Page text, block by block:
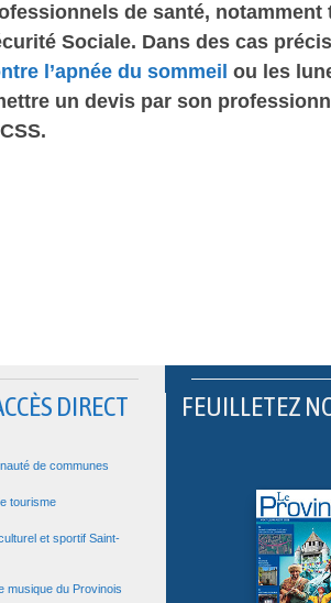
de santé,
Sociale. Dans des cas
l’apnée du sommeil ou les
un devis par son
DIRECT FEUILLETEZ
de communes
tourisme
et sportif Saint-
musique du Provinois